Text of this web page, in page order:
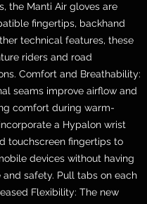
the Manti Air gloves are
fingertips, backhand
technical features, these
riders and road
Comfort and Breathability:
seams improve airflow and
comfort during warm-
a Hypalon wrist
touchscreen fingertips to
devices without having
safety. Pull tabs on each
Flexibility: The new